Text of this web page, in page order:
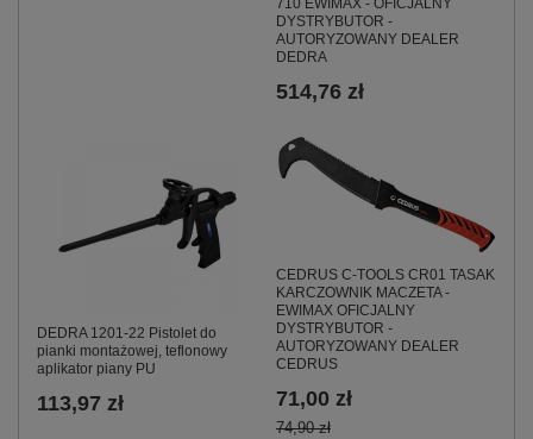
DYSTRYBUTOR -
AUTORYZOWANY DEALER
DEDRA
514,76 zł
DEDRA 1201-22 Pistolet do
pianki montażowej, teflonowy
aplikator piany PU
113,97 zł
CEDRUS C-TOOLS CR01 TASAK
KARCZOWNIK MACZETA -
EWIMAX OFICJALNY
DYSTRYBUTOR -
AUTORYZOWANY DEALER
CEDRUS
71,00 zł
74,90 zł